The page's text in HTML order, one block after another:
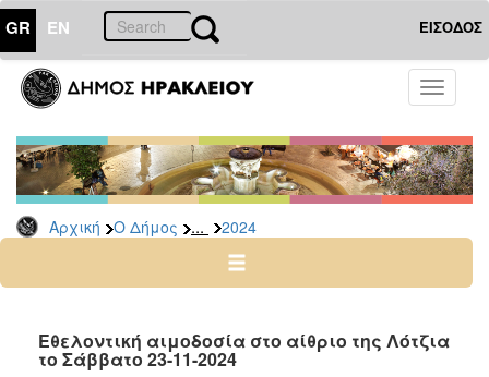
GR EN ΕΙΣΟΔΟΣ
Toggle
Αρχική Ο Δήμος ... 2024
ΔΗΜΟΣ
Δελτία
Τύπου
Αρχείο
2026
2024
2022
Εθελοντική αιμοδοσία στο αίθριο της Λότζια
το Σάββατο 23-11-2024